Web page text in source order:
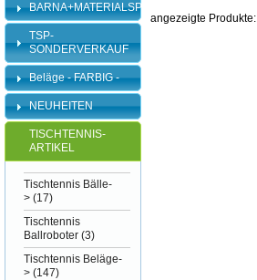
angezeigte Produkte:
BARNA+MATERIALSPEZI
TSP-
SONDERVERKAUF
Beläge - FARBIG -
NEUHEITEN
TISCHTENNIS-
ARTIKEL
Tischtennis Bälle-
> (17)
Tischtennis
Ballroboter (3)
Tischtennis Beläge-
> (147)